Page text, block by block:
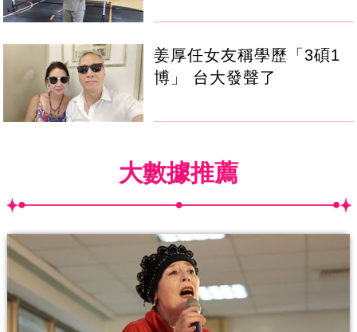
姜厚任女友稱學歷「3碩1
博」 台大發聲了
大數據推薦